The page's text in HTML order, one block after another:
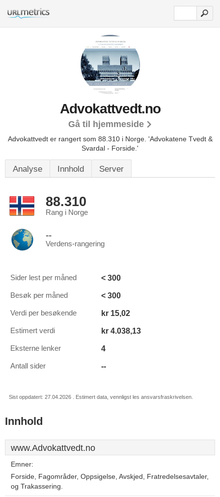
Advokattvedt.no
Gå til hjemmeside
Advokattvedt er rangert som 88.310 i Norge. 'Advokatene Tvedt &
Svardal - Forside.'
Analyse Innhold Server
88.310
Rang i Norge
--
Verdens-rangering
Sider lest per måned < 300
Besøk per måned < 300
Verdi per besøkende kr 15,02
Estimert verdi kr 4.038,13
Eksterne lenker 4
Antall sider --
Sist oppdatert: 27.04.2026 . Estimert data, vennligst les ansvarsfraskrivelsen.
Innhold
www.Advokattvedt.no
Emner:
Forside, Fagområder, Oppsigelse, Avskjed, Fratredelsesavtaler,
og Trakassering.